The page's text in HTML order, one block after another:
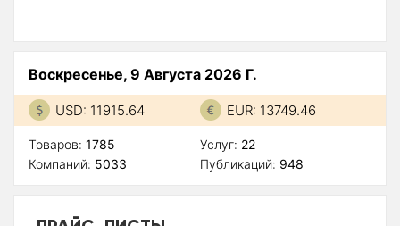
Воскресенье, 9 Августа 2026 Г.
USD: 11915.64 EUR: 13749.46
Товаров: 1785
Компаний: 5033
Услуг: 22
Публикаций: 948